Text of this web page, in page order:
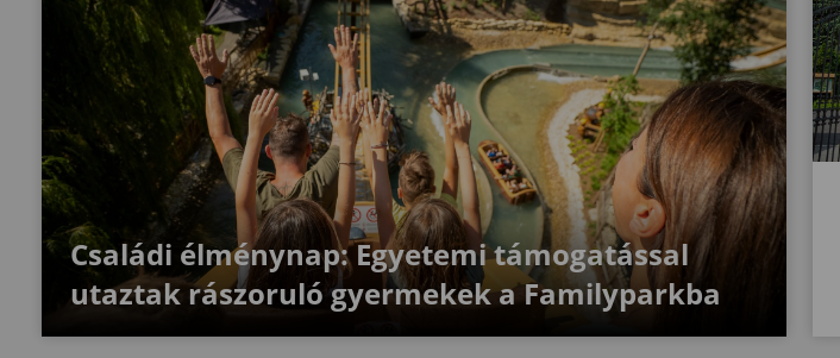
Családi élménynap: Egyetemi támogatással
utaztak rászoruló gyermekek a Familyparkba